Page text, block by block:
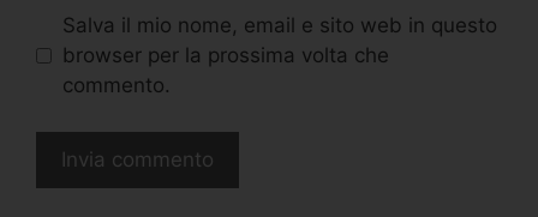
Salva il mio nome, email e sito web in questo
browser per la prossima volta che
commento.